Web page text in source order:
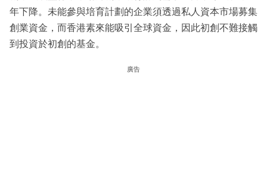
年下降。未能參與培育計劃的企業須透過私人資本市場募集
創業資金，而香港素來能吸引全球資金，因此初創不難接觸
到投資於初創的基金。
廣告